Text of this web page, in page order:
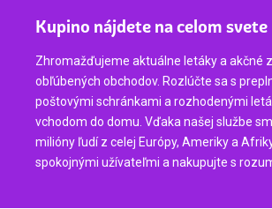
Kupino nájdete na celom svete
Zhromažďujeme aktuálne letáky a akčné
obľúbených obchodov. Rozlúčte sa s
poštovými schránkami a rozhodenými
vchodom do domu. Vďaka našej službe
milióny ľudí z celej Európy, Ameriky a
spokojnými užívateľmi a nakupujte s